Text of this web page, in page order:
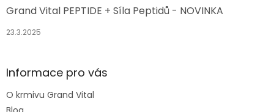
Grand Vital PEPTIDE + Síla Peptidů - NOVINKA
23.3.2025
Informace pro vás
O krmivu Grand Vital